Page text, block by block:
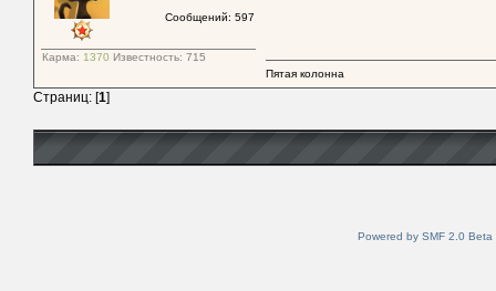
Сообщений: 597
Карма: 1370 Известность: 715
Пятая колонна
Страниц: [1]
Powered by SMF 2.0 Beta